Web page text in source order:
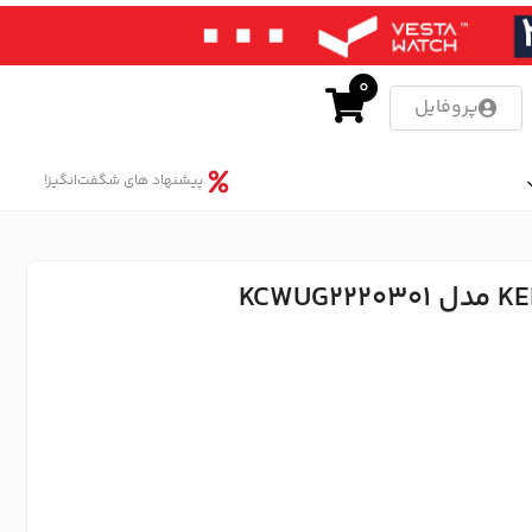
پروفایل
0
پیشنهاد های شگفت‌انگیز!